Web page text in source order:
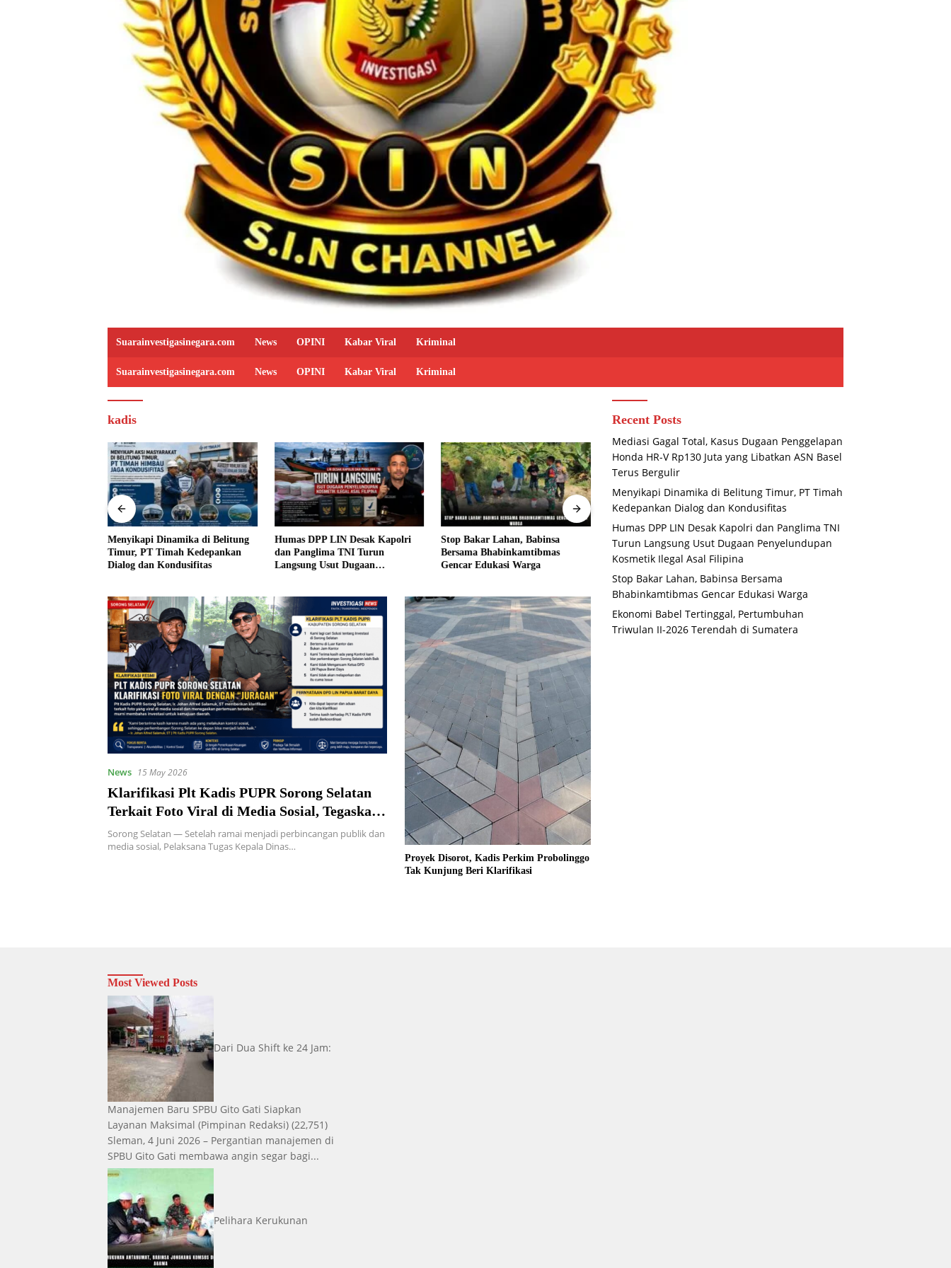
Suarainvestigasinegara.com News OPINI Kabar Viral Kriminal
Suarainvestigasinegara.com News OPINI Kabar Viral Kriminal
kadis
Menyikapi Dinamika di Belitung
Timur, PT Timah Kedepankan
Dialog dan Kondusifitas
Humas DPP LIN Desak Kapolri
dan Panglima TNI Turun
Langsung Usut Dugaan
Stop Bakar Lahan, Babinsa
Bersama Bhabinkamtibmas
Gencar Edukasi Warga
Ekonomi Babel Tertinggal,
Pertumbuhan Triwulan II-2026
Terendah di Sumatera
Akselerasi Generasi Muda:
Pelepasan Kontingen Jambore
Seremoni
News 15 May 2026
Klarifikasi Plt Kadis PUPR Sorong Selatan
Terkait Foto Viral di Media Sosial, Tegaskan
Pertemuan Bahas Investasi
Sorong Selatan — Setelah ramai menjadi perbincangan publik dan
media sosial, Pelaksana Tugas Kepala Dinas…
Proyek Disorot, Kadis Perkim Probolinggo
Tak Kunjung Beri Klarifikasi
Recent Posts
Mediasi Gagal Total, Kasus Dugaan Penggelapan
Honda HR-V Rp130 Juta yang Libatkan ASN Basel
Terus Bergulir
Menyikapi Dinamika di Belitung Timur, PT Timah
Kedepankan Dialog dan Kondusifitas
Humas DPP LIN Desak Kapolri dan Panglima TNI
Turun Langsung Usut Dugaan Penyelundupan
Kosmetik Ilegal Asal Filipina
Stop Bakar Lahan, Babinsa Bersama
Bhabinkamtibmas Gencar Edukasi Warga
Ekonomi Babel Tertinggal, Pertumbuhan
Triwulan II-2026 Terendah di Sumatera
Most Viewed Posts
Dari Dua Shift ke 24 Jam:
Manajemen Baru SPBU Gito Gati Siapkan
Layanan Maksimal (Pimpinan Redaksi) (22,751)
Sleman, 4 Juni 2026 – Pergantian manajemen di
SPBU Gito Gati membawa angin segar bagi...
Pelihara Kerukunan